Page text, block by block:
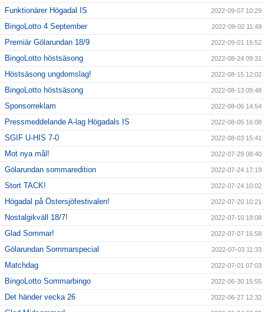
Funktionärer Högadal IS 2022-09-07 10:29
BingoLotto 4 September 2022-09-02 11:49
Premiär Gölarundan 18/9 2022-09-01 15:52
BingoLotto höstsäsong 2022-08-24 09:31
Höstsäsong ungdomslag! 2022-08-15 12:02
BingoLotto höstsäsong 2022-08-13 09:48
Sponsorreklam 2022-08-06 14:54
Pressmeddelande A-lag Högadals IS 2022-08-05 16:08
SGIF U-HIS 7-0 2022-08-03 15:41
Mot nya mål! 2022-07-29 08:40
Gölarundan sommaredition 2022-07-24 17:19
Stort TACK! 2022-07-24 10:02
Högadal på Östersjöfestivalen! 2022-07-20 10:21
Nostalgikväll 18/7! 2022-07-10 18:08
Glad Sommar! 2022-07-07 16:58
Gölarundan Sommarspecial 2022-07-03 11:33
Matchdag 2022-07-01 07:03
BingoLotto Sommarbingo 2022-06-30 15:55
Det händer vecka 26 2022-06-27 12:32